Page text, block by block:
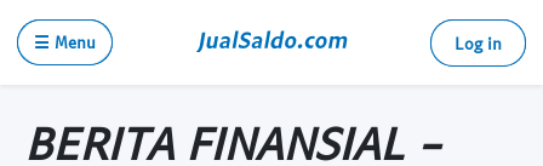
☰ Menu Log in
BERITA FINANSIAL -